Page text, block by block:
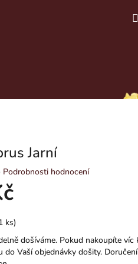
Jarní
Podrobnosti hodnocení
ks)
došíváme. Pokud nakoupíte víc
do Vaší objednávky došity.